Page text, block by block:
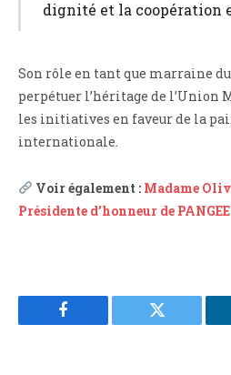
dignité et la coopération
Son rôle en tant que marraine du
perpétuer l’héritage de l’Union
les initiatives en faveur de la
internationale.
Voir également : Madame
Présidente d’honneur de
Facebook Twitter